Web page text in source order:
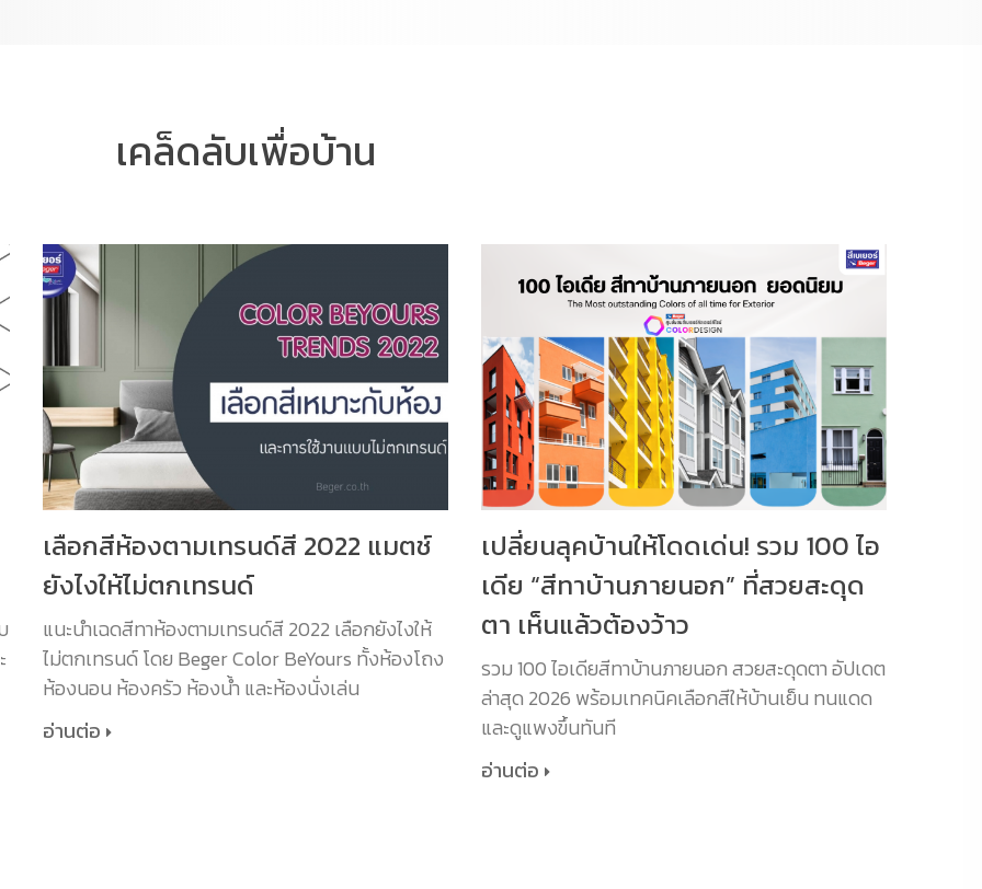
เคล็ดลับเพื่อบ้าน
เลือกสีห้องตามเทรนด์สี 2022 แมตช์
ยังไงให้ไม่ตกเทรนด์
แนะนำเฉดสีทาห้องตามเทรนด์สี 2022 เลือกยังไงให้
ไม่ตกเทรนด์ โดย Beger Color BeYours ทั้งห้องโถง
ห้องนอน ห้องครัว ห้องน้ำ และห้องนั่งเล่น
อ่านต่อ
เปลี่ยนลุคบ้านให้โดดเด่น! รวม 100 ไอ
เดีย “สีทาบ้านภายนอก” ที่สวยสะดุด
ตา เห็นแล้วต้องว้าว
รวม 100 ไอเดียสีทาบ้านภายนอก สวยสะดุดตา อัปเดต
ล่าสุด 2026 พร้อมเทคนิคเลือกสีให้บ้านเย็น ทนแดด
และดูแพงขึ้นทันที
อ่านต่อ